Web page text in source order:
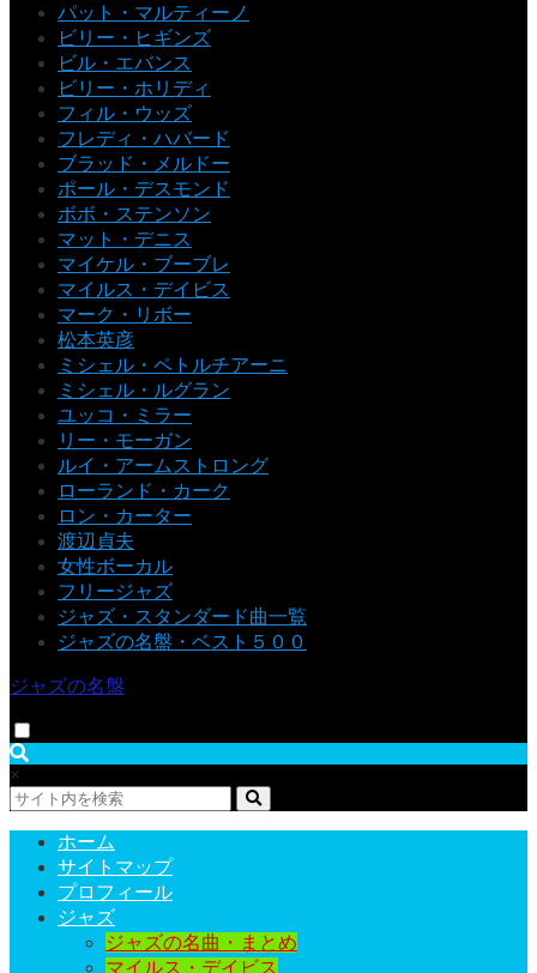
パット・マルティーノ
ビリー・ヒギンズ
ビル・エバンス
ビリー・ホリディ
フィル・ウッズ
フレディ・ハバード
ブラッド・メルドー
ポール・デスモンド
ボボ・ステンソン
マット・デニス
マイケル・ブーブレ
マイルス・デイビス
マーク・リボー
松本英彦
ミシェル・ペトルチアーニ
ミシェル・ルグラン
ユッコ・ミラー
リー・モーガン
ルイ・アームストロング
ローランド・カーク
ロン・カーター
渡辺貞夫
女性ボーカル
フリージャズ
ジャズ・スタンダード曲一覧
ジャズの名盤・ベスト５００
ジャズの名盤
×
ホーム
サイトマップ
プロフィール
ジャズ
ジャズの名曲・まとめ
マイルス・デイビス